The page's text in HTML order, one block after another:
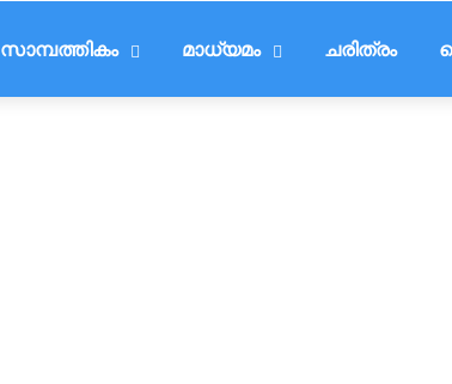
സാമ്പത്തികം മാധ്യമം ചരിത്രം